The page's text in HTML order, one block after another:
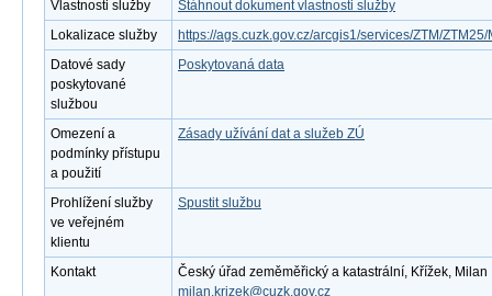
Vlastnosti služby
Stáhnout dokument vlastnosti služby
Lokalizace služby
https://ags.cuzk.gov.cz/arcgis1/services/ZTM/
Datové sady
poskytované
službou
Poskytovaná data
Omezení a
podmínky přístupu
a použití
Zásady užívání dat a služeb ZÚ
Prohlížení služby
ve veřejném
klientu
Spustit službu
Kontakt
Český úřad zeměměřický a katastrální, Křížek,
milan.krizek@cuzk.gov.cz